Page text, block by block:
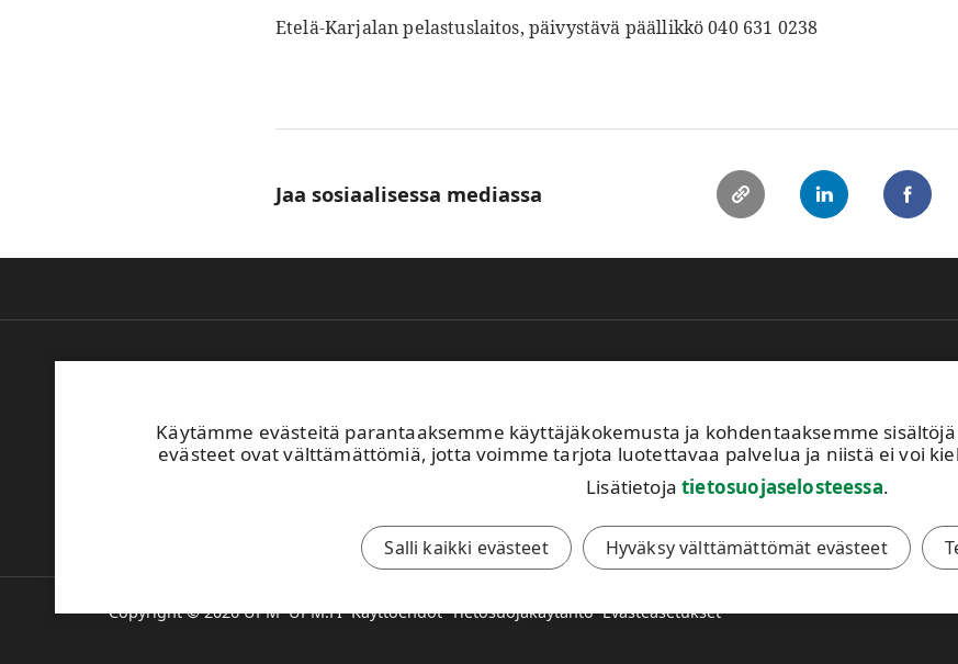
Etelä-Karjalan pelastuslaitos, päivystävä päällikkö 040 631 0238
Jaa sosiaalisessa mediassa
Käytämme evästeitä parantaaksemme käyttäjäkokemusta ja kohdentaaksemme
evästeet ovat välttämättömiä, jotta voimme tarjota luotettavaa palvelua ja niistä ei voi
Lisätietojatietosuojaselosteessa.
Salli kaikki evästeet Hyväksy välttämättömät evästeet
Yhteystiedot
Osoite
UPM Kaukas
Puhelin
+358 2041 5161
Copyright © 2026 UPM UPM.FI Käyttöehdot Tietosuojakäytäntö Evästeasetukset